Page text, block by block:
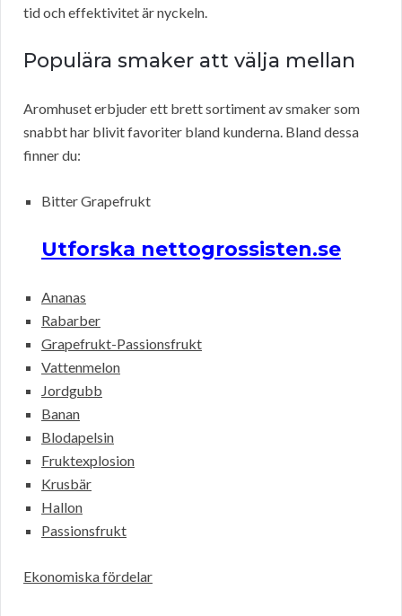
tid och effektivitet är nyckeln.
Populära smaker att välja mellan
Aromhuset erbjuder ett brett sortiment av smaker som
snabbt har blivit favoriter bland kunderna. Bland dessa
finner du:
Bitter Grapefrukt
Utforska nettogrossisten.se
Ananas
Rabarber
Grapefrukt-Passionsfrukt
Vattenmelon
Jordgubb
Banan
Blodapelsin
Fruktexplosion
Krusbär
Hallon
Passionsfrukt
Ekonomiska fördelar